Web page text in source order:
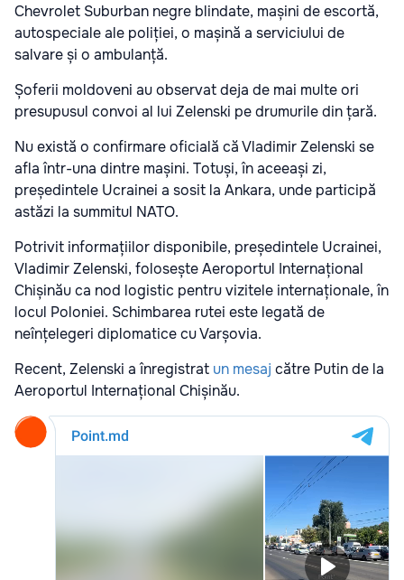
Chevrolet Suburban negre blindate, mașini de escortă,
autospeciale ale poliției, o mașină a serviciului de
salvare și o ambulanță.
Șoferii moldoveni au observat deja de mai multe ori
presupusul convoi al lui Zelenski pe drumurile din țară.
Nu există o confirmare oficială că Vladimir Zelenski se
afla într-una dintre mașini. Totuși, în aceeași zi,
președintele Ucrainei a sosit la Ankara, unde participă
astăzi la summitul NATO.
Potrivit informațiilor disponibile, președintele Ucrainei,
Vladimir Zelenski, folosește Aeroportul Internațional
Chișinău ca nod logistic pentru vizitele internaționale, în
locul Poloniei. Schimbarea rutei este legată de
neînțelegeri diplomatice cu Varșovia.
Recent, Zelenski a înregistrat un mesaj către Putin de la
Aeroportul Internațional Chișinău.